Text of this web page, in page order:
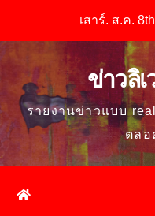
content
เสาร์. ส.ค.
ข่าวลิ
รายงานข่าวแบบ
ตลอ